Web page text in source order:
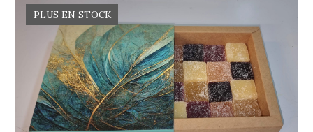
PLUS EN STOCK